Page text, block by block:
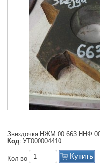
Звездочка НЖМ 00.663 ННФ
Код: УТ000004410
Кол-во Купить